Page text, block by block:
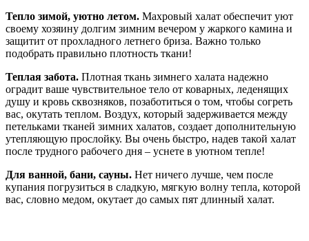
Тепло зимой, уютно летом. Махровый халат обеспечит уют
своему хозяину долгим зимним вечером у жаркого камина и
защитит от прохладного летнего бриза. Важно только
подобрать правильно плотность ткани!
Теплая забота. Плотная ткань зимнего халата надежно
оградит ваше чувствительное тело от коварных, леденящих
душу и кровь сквозняков, позаботиться о том, чтобы согреть
вас, окутать теплом. Воздух, который задерживается между
петельками тканей зимних халатов, создает дополнительную
утепляющую прослойку. Вы очень быстро, надев такой халат
после трудного рабочего дня – уснете в уютном тепле!
Для ванной, бани, сауны. Нет ничего лучше, чем после
купания погрузиться в сладкую, мягкую волну тепла, которой
вас, словно медом, окутает до самых пят длинный халат.